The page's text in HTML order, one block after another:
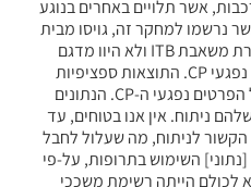
אשר תלויים באחרים בנוגע
נרשמו למחקר זה, גויסו מבית
חולים שיקומי למומחים, עברו החדרת משאבת ITB ולא היוו מדגם
אקראי של אוכלוסייה זו, של פרטים נפגעי CP. התוצאות ספציפיות
למחקר זה ויתכן, כי לא ייצגו את כל הפרטים נפגעי ה-CP. הנתונים
ניתוח. אין אנו בטוחים, עד
לניתוח, מה שעלול לחבל
השימוש בתרופות, על-פי
לכולם הייתה רשימת משככי